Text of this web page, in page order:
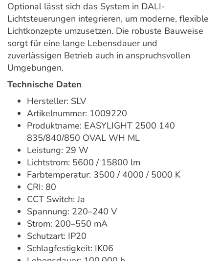
Optional lässt sich das System in DALI-
Lichtsteuerungen integrieren, um moderne, flexible
Lichtkonzepte umzusetzen. Die robuste Bauweise
sorgt für eine lange Lebensdauer und
zuverlässigen Betrieb auch in anspruchsvollen
Umgebungen.
Technische Daten
Hersteller: SLV
Artikelnummer: 1009220
Produktname: EASYLIGHT 2500 140
835/840/850 OVAL WH ML
Leistung: 29 W
Lichtstrom: 5600 / 15800 lm
Farbtemperatur: 3500 / 4000 / 5000 K
CRI: 80
CCT Switch: Ja
Spannung: 220–240 V
Strom: 200–550 mA
Schutzart: IP20
Schlagfestigkeit: IK06